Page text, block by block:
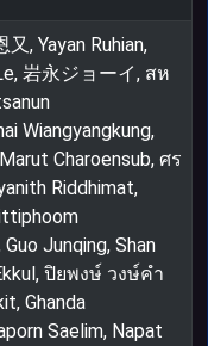
, Yayan Ruhian,
岩永ジョーイ, สห
Wiangyangkung,
Charoensub, ศร
Riddhimat,
Junqing, Shan
ปิยพงษ์ วงษ์คํา
Ghanda
Saelim, Napat